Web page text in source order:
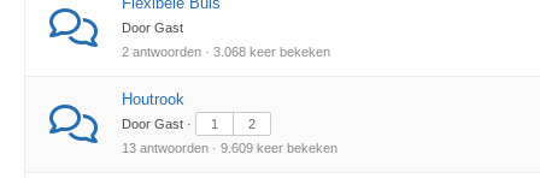
Door Gast
2 antwoorden · 3.068 keer bekeken
Houtrook
Door Gast · 1
2
13 antwoorden · 9.609 keer bekeken